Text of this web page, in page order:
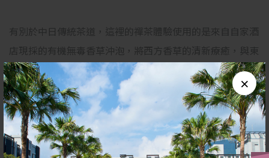
×
有別於中日傳統茶道，這裡的禪茶體驗使用的是來自自家酒
店現採的有機無毒香草沖泡，將西方香草的清新療癒，與東
方茶道的靜謐儀式融合，泡一壺茶，也泡一段靜心時光。
採預約制，請洽休閒育樂中心預約。